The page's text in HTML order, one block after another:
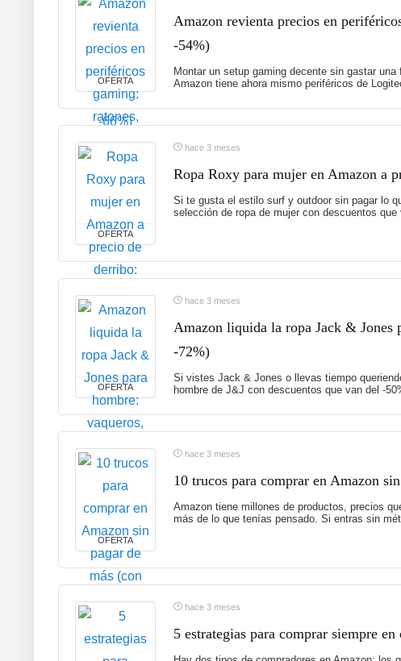
OFERTA
Amazon revienta precios en
-54%)
Montar un setup gaming decente sin gastar
Amazon tiene ahora mismo periféricos de
OFERTA
hace 3 meses
Ropa Roxy para mujer en Amazon a
Si te gusta el estilo surf y outdoor sin pagar lo
selección de ropa de mujer con descuentos que
OFERTA
hace 3 meses
Amazon liquida la ropa Jack & Jones
-72%)
Si vistes Jack & Jones o llevas tiempo
hombre de J&J con descuentos que van del -
OFERTA
hace 3 meses
10 trucos para comprar en Amazon
Amazon tiene millones de productos, precios
más de lo que tenías pensado. Si entras sin
hace 3 meses
5 estrategias para comprar siempre